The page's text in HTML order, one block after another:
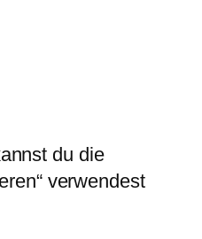
du die
verwendest